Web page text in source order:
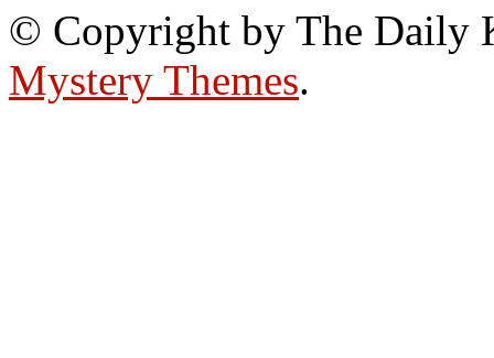
© Copyright by The Daily
Mystery Themes.